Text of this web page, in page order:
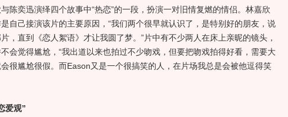
奕迅演绎四个故事中“热恋”的一段，扮演一对旧情复燃的情侣。林嘉欣
自己接演该片的主要原因，“我们两个很早就认识了，是特别好的朋友，说
，直到《恋人絮语》才让我圆了梦。”片中有不少两人在床上亲昵的镜头，
会觉得尴尬，“我出道以来也拍过不少吻戏，但要把吻戏拍得好看，需要大
很尴尬很假。而Eason又是一个很搞笑的人，在片场我总是会被他逗得笑
观”